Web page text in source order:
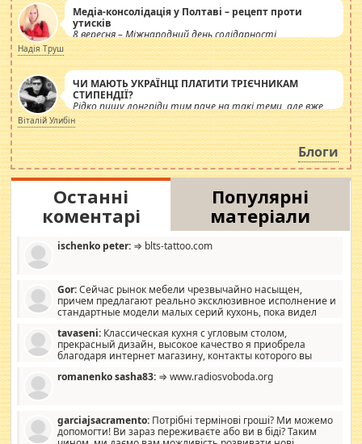
Медіа-консолідація у Полтаві – рецепт проти
утисків
8 вересня – Міжнародний день солідарності
журналістів.
Надія Труш
ЧИ МАЮТЬ УКРАЇНЦІ ПЛАТИТИ ТРІЄЧНИКАМ
СТИПЕНДІЇ?
Рідко пишу лонгріди тим паче на такі теми, але вже
просто дістало! Обурюють сьогоднішні інсенуації
навколо стипендіального питання. Штучно
роздувається ще одна соціальна катастрофа.
Віталій Улибін
Блоги
Останні
коментарі
Популярні
матеріали
ischenko peter: ⇒ blts-tattoo.com
Gor:Сейчас рынок мебели чрезвычайно насыщен,
причем предлагают реально эксклюзивное исполнение и
стандартные модели малых серий кухонь, пока видел
стандартные формы, в MebelOk, креативненько и что главное -
со вкусом все в порядке, без ненужных наворотов удорожающих
мебель, а это не последний фактор.
tavaseni: Классическая кухня с угловым столом,
прекрасный дизайн, высокое качество я приобрела
благодаря интернет магазину, контакты которого вы
romanenko sasha83: ⇒ www.radiosvoboda.org
garciajsacramento: Потрібні термінові гроші? Ми можемо
допомогти! Ви зараз переживаєте або ви в біді? Таким